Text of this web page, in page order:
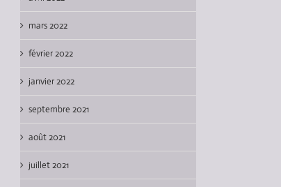
mars 2022
février 2022
janvier 2022
septembre 2021
août 2021
juillet 2021